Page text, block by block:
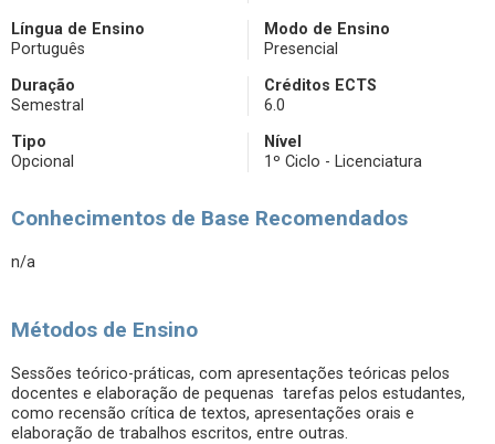
Língua de Ensino
Português
Modo de Ensino
Presencial
Duração
Semestral
Créditos ECTS
6.0
Tipo
Opcional
Nível
1º Ciclo - Licenciatura
Conhecimentos de Base Recomendados
n/a
Métodos de Ensino
Sessões teórico-práticas, com apresentações teóricas pelos
docentes e elaboração de pequenas tarefas pelos estudantes,
como recensão crítica de textos, apresentações orais e
elaboração de trabalhos escritos, entre outras.